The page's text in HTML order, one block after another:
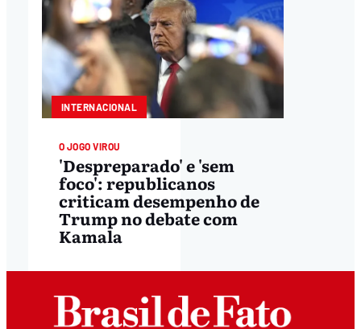
INTERNACIONAL
O JOGO VIROU
'Despreparado' e 'sem
foco': republicanos
criticam desempenho de
Trump no debate com
Kamala